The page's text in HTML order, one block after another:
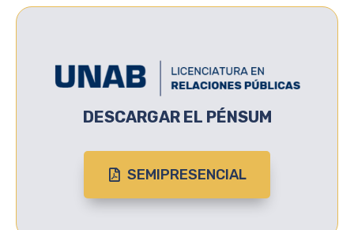
DESCARGAR EL PÉNSUM
SEMIPRESENCIAL